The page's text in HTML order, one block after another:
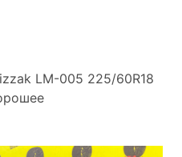
LM-005 225/60R18